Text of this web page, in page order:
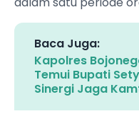
Baca Juga:
Kapolres
Temui Bupati
Sinergi Jaga